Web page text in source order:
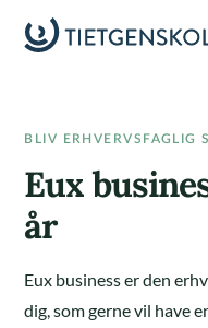
BLIV ERHVERVSFAGLIG
Eux
år
Eux business er den
dig, som gerne vil have